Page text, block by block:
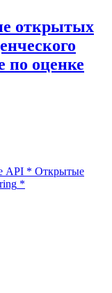
открытых
по оценке
API * Открытые
*